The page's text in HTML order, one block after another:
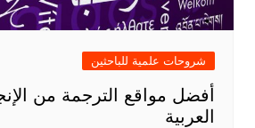
شروحات علمية للباحثين
أفضل مواقع الترجمة من
العربية